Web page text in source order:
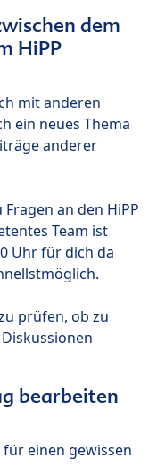
dem
HiPP
mit anderen
ein neues Thema
anderer
an den HiPP
Team ist
Uhr für dich da
prüfen, ob zu
bearbeiten
einen gewissen